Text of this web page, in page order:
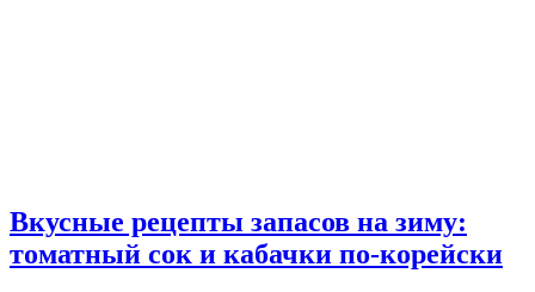
Вкусные рецепты запасов на зиму:
томатный сок и кабачки по-корейски